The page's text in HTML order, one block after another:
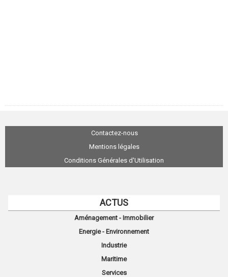
Contactez-nous
Mentions légales
Conditions Générales d'Utilisation
ACTUS
Aménagement - Immobilier
Energie - Environnement
Industrie
Maritime
Services